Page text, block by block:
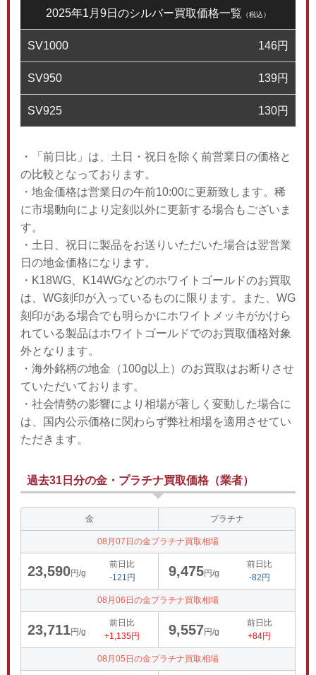
2025年1月9日のシルバー買取価格一覧 （税込）
SV1000 146円
SV950 139円
SV925 130円
・「前日比」は、土日・祝日を除く前営業日の価格と
の比較となっております。
・地金価格は営業日の午前10:00に更新致します。稀
に市場動向により定刻以外に更新する場合もございま
す。
・土日、祝日に製品をお送りいただいた場合は翌営業
日の地金価格になります。
・K18WG、K14WGなどのホワイトゴールドのお買取
は、WG刻印が入っているものに限ります。また、WG
刻印がある場合でも明らかにホワイトメッキがかけら
れている製品はホワイトゴールドでのお買取価格対象
外となります。
・海外銘柄の地金（100g以上）のお買取はお断りさせ
ていただいております。
・社会情勢の影響により相場が著しく変動した場合に
は、国内公示価格に関わらず弊社相場を適用させてい
ただきます。
過去31日分の金・プラチナ買取価格（業者）
金 プラチナ
08月07日の金プラチナ買取相場
23,590円/g
前日比
-121円
9,475円/g
前日比
-82円
08月06日の金プラチナ買取相場
23,711円/g
前日比
+1,135円
9,557円/g
前日比
+84円
08月05日の金プラチナ買取相場